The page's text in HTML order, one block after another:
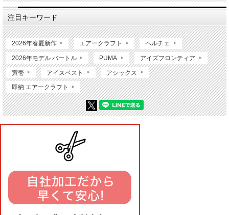
注目キーワード
2026年春夏新作 エアークラフト ペルチェ
2026年モデル バートル PUMA アイズフロンティア
寅壱 アイスベスト アシックス
即納 エアークラフト